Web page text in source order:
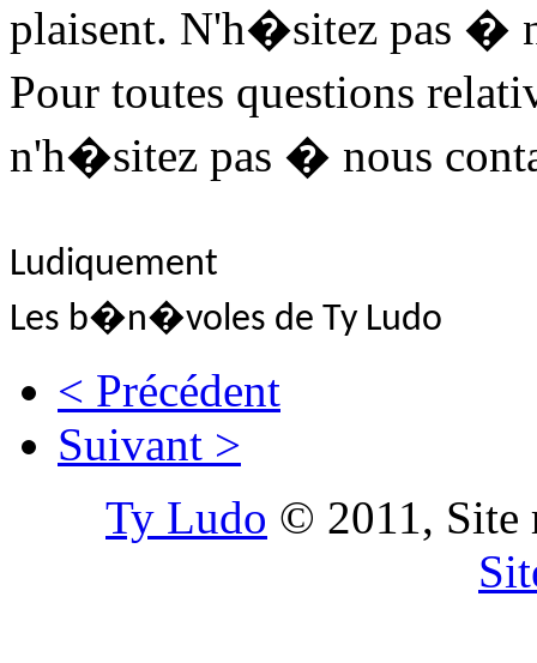
plaisent. N'h�sitez pas �
Pour toutes questions
n'h�sitez pas � nous
Ludiquement
Les b�n�voles de Ty Ludo
< Précédent
Suivant >
Ty Ludo © 2011, Site